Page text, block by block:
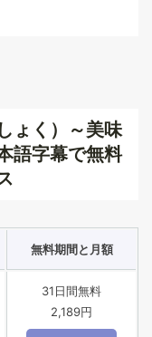
ょく）～美味
語字幕で無料
無料期間と月額
31日間無料
2,189円